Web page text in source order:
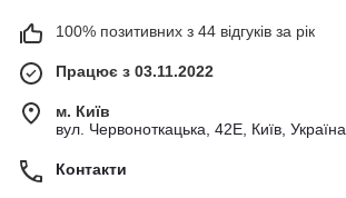
100% позитивних з 44 відгуків за рік
Працює з 03.11.2022
м. Київ
вул. Червоноткацька, 42Е, Київ, Україна
Контакти